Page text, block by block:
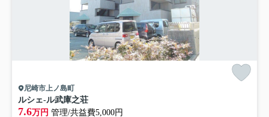
尼崎市上ノ島町
ルシェ-ル武庫之荘
7.6万円 管理/共益費5,000円